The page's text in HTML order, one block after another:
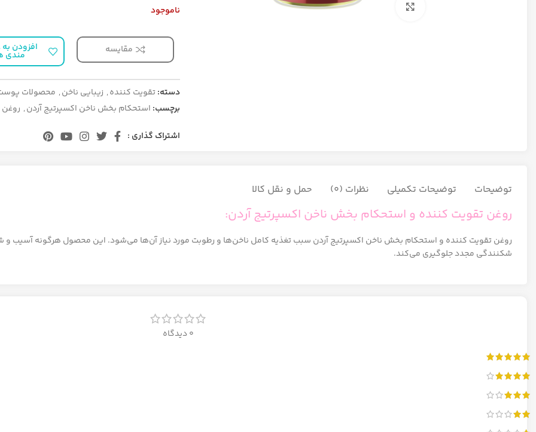
برای بزرگنمایی کلیک کنید ناموجود
مقایسه افزودن به
مندی
دسته:تقویت کننده, زیبایی ناخن, محصولات
برچسب: استحکام بخش ناخن اکسپرتیج آردن,
اشتراک گذاری :
توضیحات توضیحات تکمیلی نظرات (0) حمل و نقل کالا
روغن تقویت کننده و استحکام بخش ناخن اکسپرتیج آردن:
روغن تقویت کننده و استحکام بخش ناخن اکسپرتیج آردن سبب تغذیه کامل ناخن‌ها و رطوبت مورد نیاز آن‌ها می‌شود. این محصول هرگونه آسیب و
شکنندگی مجدد جلوگیری می‌کند.
0 دیدگاه